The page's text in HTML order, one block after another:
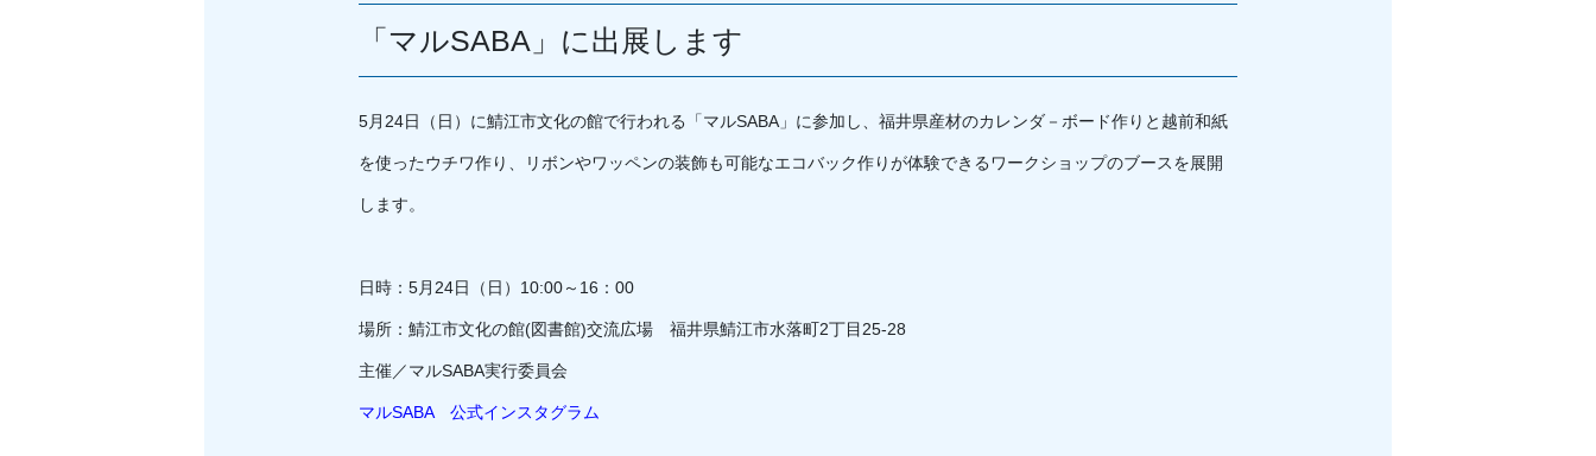
「マルSABA」に出展します
5月24日（日）に鯖江市文化の館で行われる「マルSABA」に参加し、福井県産材のカレンダ－ボード作りと越前和紙
を使ったウチワ作り、リボンやワッペンの装飾も可能なエコバック作りが体験できるワークショップのブースを展開
します。
日時：5月24日（日）10:00～16：00
場所：鯖江市文化の館(図書館)交流広場 福井県鯖江市水落町2丁目25-28
主催／マルSABA実行委員会
マルSABA 公式インスタグラム